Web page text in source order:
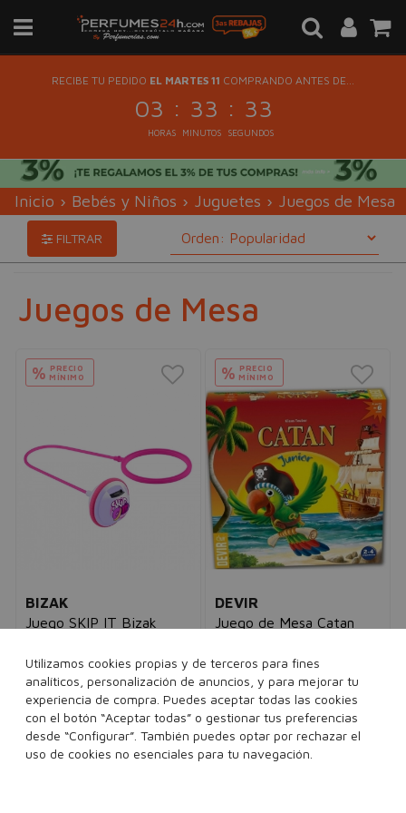
RECIBE TU PEDIDO EL MARTES 11 COMPRANDO ANTES DE...
03 : 33 : 33
HORAS MINUTOS SEGUNDOS
Inicio › Bebés y Niños › Juguetes › Juegos de Mesa
FILTRAR
Juegos de Mesa
% PRECIO
MÍNIMO
BIZAK
Juego SKIP IT Bizak
niños
34,95€ 24,95€
1 unidades
% PRECIO
MÍNIMO
DEVIR
Juego de Mesa Catan
niños
29,95€ 19,95€
1 unidades
Utilizamos cookies propias y de terceros para fines
analíticos, personalización de anuncios, y para mejorar tu
experiencia de compra. Puedes aceptar todas las cookies
con el botón “Aceptar todas” o gestionar tus preferencias
desde “Configurar”. También puedes optar por rechazar el
uso de cookies no esenciales para tu navegación.